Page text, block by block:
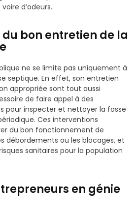
d’odeurs.
du bon entretien de la
ne se limite pas uniquement à
septique. En effet, son entretien
appropriée sont tout aussi
de faire appel à des
pour inspecter et nettoyer la fosse
Ces interventions
du bon fonctionnement de
débordements ou les blocages, et
sanitaires pour la population
en génie